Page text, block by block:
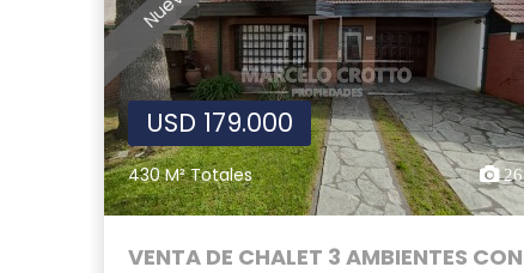
USD 179.000
430 M² Totales 26
VENTA DE CHALET 3 AMBIENTES CON